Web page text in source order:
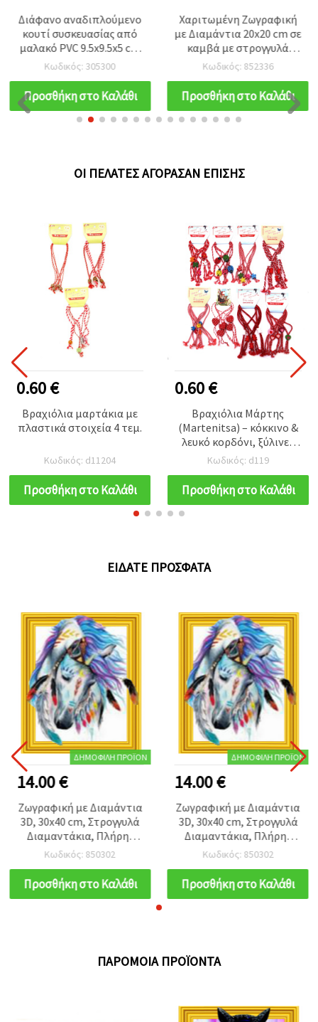
Διάφανο αναδιπλούμενο
κουτί συσκευασίας από
μαλακό PVC 9.5x9.5x5 cm
– ελαφρύ και ανθεκτικό
για δώρα, κοσμήματα και
χειροποίητες
δημιουργίες
Κωδικός: 305300
Προσθήκη στο Καλάθι
Χαριτωμένη Ζωγραφική
με Διαμάντια 20x20 cm σε
καμβά με στρογγυλά
διαμαντάκια – Μερική
κάλυψη «Σκαντζόχοιρος»
MKX17351
Κωδικός: 852336
Προσθήκη στο Καλάθι
ΟΙ ΠΕΛΆΤΕΣ ΑΓΌΡΑΣΑΝ ΕΠΊΣΗΣ
0.60 €
Βραχιόλια μαρτάκια με
πλαστικά στοιχεία 4 τεμ.
Κωδικός: d11204
Προσθήκη στο Καλάθι
0.60 €
Βραχιόλια Μάρτης
(Martenitsa) – κόκκινο &
λευκό κορδόνι, ξύλινες
χάντρες (αστέρια &
διάφορα σχήματα),
ρυθμιζόμενα
χειροποίητα
βραχιολάκια – σετ 5 τεμ.
Κωδικός: d119
Προσθήκη στο Καλάθι
ΕΊΔΑΤΕ ΠΡΌΣΦΑΤΑ
ΔΗΜΟΦΙΛΉ ΠΡΟΪΌΝ
14.00 €
Ζωγραφική με Διαμάντια
3D, 30x40 cm, Στρογγυλά
Διαμαντάκια, Πλήρης
Επικάλυψη με Κορνίζα -
Η Φοράδα του Αρχηγού
LT0467
Κωδικός: 850302
Προσθήκη στο Καλάθι
ΔΗΜΟΦΙΛΉ ΠΡΟΪΌΝ
14.00 €
Ζωγραφική με Διαμάντια
3D, 30x40 cm, Στρογγυλά
Διαμαντάκια, Πλήρης
Επικάλυψη με Κορνίζα -
Η Φοράδα του Αρχηγού
LT0467
Κωδικός: 850302
Προσθήκη στο Καλάθι
ΠΑΡΌΜΟΙΑ ΠΡΟΪΌΝΤΑ